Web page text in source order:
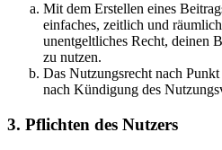
Mit dem Erstellen eines
einfaches, zeitlich und
unentgeltliches Recht, deinen
zu nutzen.
Das Nutzungsrecht nach
nach Kündigung des
3. Pflichten des Nutzers